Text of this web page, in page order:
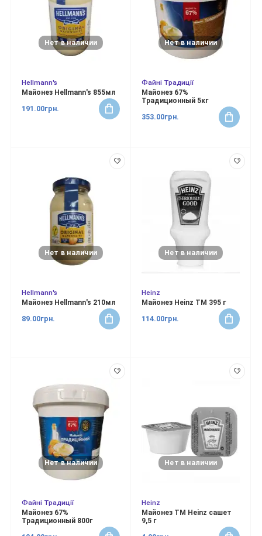
Нет в наличии
Hellmann's
Майонез Hellmann's 855мл
191.00грн.
Нет в наличии
Файні Традиції
Майонез 67%
Традиционный 5кг
353.00грн.
Нет в наличии
Hellmann's
Майонез Hellmann's 210мл
89.00грн.
Нет в наличии
Heinz
Майонез Heinz ТМ 395 г
114.00грн.
Нет в наличии
Файні Традиції
Майонез 67%
Традиционный 800г
Нет в наличии
Heinz
Майонез ТМ Heinz сашет
9,5 г